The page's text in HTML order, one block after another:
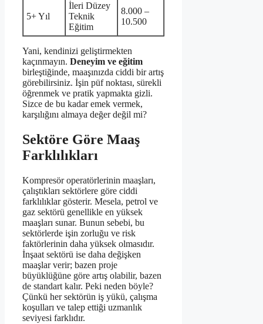
5+ Yıl
İleri Düzey
Teknik
Eğitim
8.000 –
10.500
Yani, kendinizi geliştirmekten
kaçınmayın. Deneyim ve eğitim
birleştiğinde, maaşınızda ciddi bir artış
görebilirsiniz. İşin püf noktası, sürekli
öğrenmek ve pratik yapmakta gizli.
Sizce de bu kadar emek vermek,
karşılığını almaya değer değil mi?
Sektöre Göre Maaş
Farklılıkları
Kompresör operatörlerinin maaşları,
çalıştıkları sektörlere göre ciddi
farklılıklar gösterir. Mesela, petrol ve
gaz sektörü genellikle en yüksek
maaşları sunar. Bunun sebebi, bu
sektörlerde işin zorluğu ve risk
faktörlerinin daha yüksek olmasıdır.
İnşaat sektörü ise daha değişken
maaşlar verir; bazen proje
büyüklüğüne göre artış olabilir, bazen
de standart kalır. Peki neden böyle?
Çünkü her sektörün iş yükü, çalışma
koşulları ve talep ettiği uzmanlık
seviyesi farklıdır.